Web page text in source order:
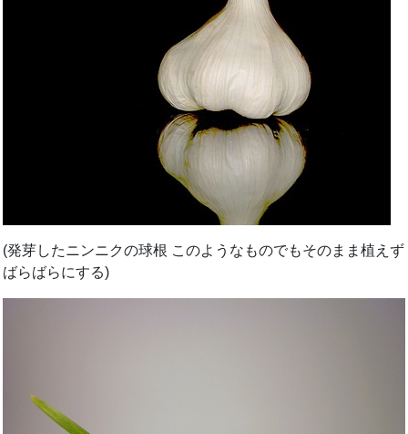
(発芽したニンニクの球根 このようなものでもそのまま植えず
ばらばらにする)